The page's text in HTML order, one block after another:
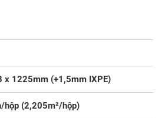
x 1225mm (+1,5mm IXPE)
hộp (2,205m²/hộp)